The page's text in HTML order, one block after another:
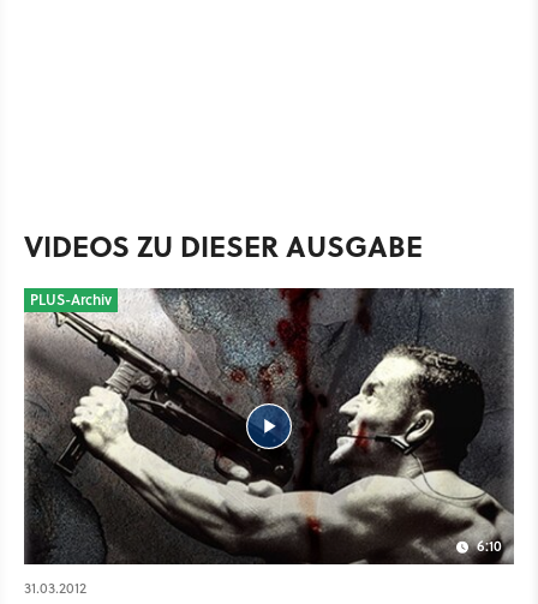
VIDEOS ZU DIESER AUSGABE
6:10
PLUS-Archiv
31.03.2012